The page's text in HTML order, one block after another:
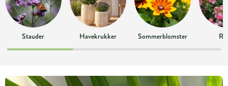
Stauder Havekrukker Sommerblomster